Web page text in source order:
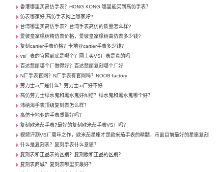
香港哪里买高仿手表？HONG KONG 哪里能买到高仿手表？
仿表哪家好,高仿手表网上哪家好?
台湾哪里买高仿手表？台湾手表高仿的质量怎么样?
爱彼皇家橡树精仿表价格，爱彼皇家橡树高仿表多少钱?
复刻cartier手表价格？卡地亚cartier手表多少钱？
vs厂表的官网到底是哪个？网上买VS厂表是真的吗
百达翡丽哪个厂做得好？百达翡丽复刻哪个厂好
N厂手表官网？N厂手表有官网吗？NOOB factory
劳力士ar厂是什么？劳力士ar厂好不好
高仿劳力士绿水鬼和黑水鬼好纠结？绿水鬼和黑水鬼哪个好？
沛纳海手表顶级复刻表怎么样？
高仿卡地亚的手表质量好吗？
复刻欧米茄手表?最好的复刻欧米茄手表VS厂吗？
视频评测VS厂周年之作，欧米茄星座才是欧米茄手表的精髓，市面目前最好的星座复刻
什么是复刻表？复刻手表什么意思？
复刻表和正品表的区别？复刻版和正品的区别？
复刻表商城？复刻表哪里买最好？